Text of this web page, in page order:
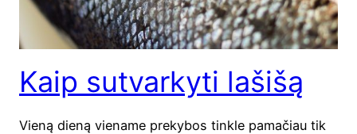
Kaip sutvarkyti lašišą
Vie­ną die­ną vie­na­me pre­ky­bos tink­le pama­čiau tik